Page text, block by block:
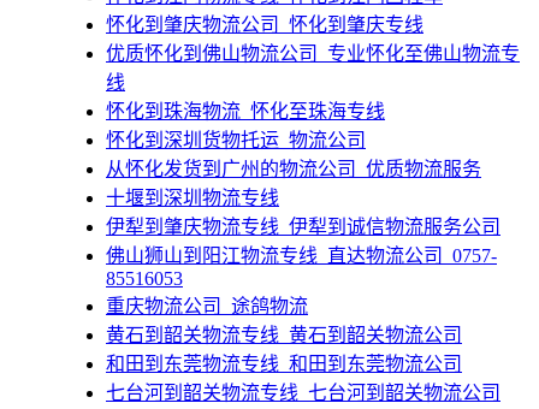
​怀化到肇庆物流公司_怀化到肇庆专线
​优质怀化到佛山物流公司_专业怀化至佛山物流专
线
​怀化到珠海物流_怀化至珠海专线
​怀化到深圳货物托运_物流公司
​从怀化发货到广州的物流公司_优质物流服务
十堰到深圳物流专线
伊犁到肇庆物流专线_伊犁到诚信物流服务公司
​佛山狮山到阳江物流专线_直达物流公司_0757-
85516053
​重庆物流公司_途鸽物流
​黄石到韶关物流专线_黄石到韶关物流公司
​和田到东莞物流专线_和田到东莞物流公司
​七台河到韶关物流专线_七台河到韶关物流公司